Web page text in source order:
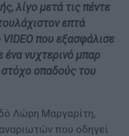
λίγο μετά τις πέντε
επτά
που εξασφάλισε
ένα νυχτερινό μπαρ
οπαδούς του
Λώρη Μαργαρίτη,
που οδηγεί